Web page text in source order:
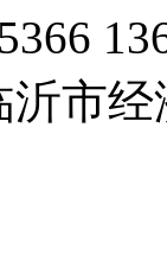
市经